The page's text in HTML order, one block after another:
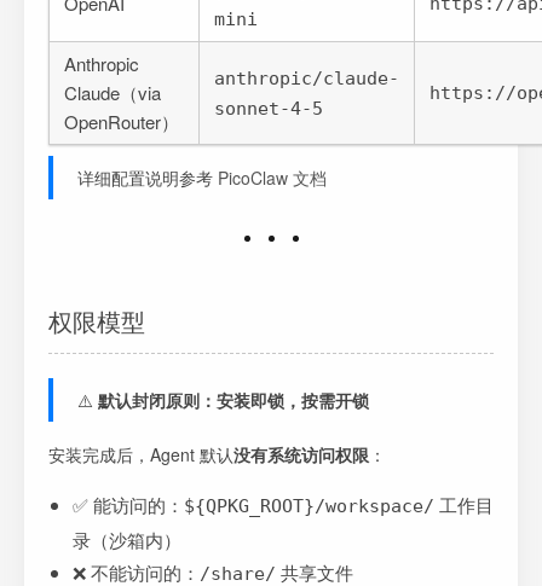
mini
Anthropic
Claude（via
OpenRouter）
anthropic/claude-
sonnet-4-5
https://
详细配置说明参考 PicoClaw 文档
权限模型
⚠️ 默认封闭原则：安装即锁，按需开锁
安装完成后，Agent 默认没有系统访问权限 ：
✅ 能访问的： ${QPKG_ROOT}/workspace/ 工作目
录（沙箱内）
❌ 不能访问的： /share/ 共享文件